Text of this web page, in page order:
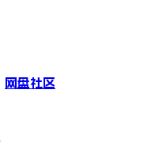
网盘社区